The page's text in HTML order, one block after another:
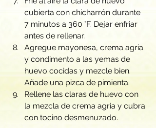
cubierta con chicharrón durante
7 minutos a 360 °F. Dejar enfriar
antes de rellenar.
Agregue mayonesa, crema agria
y condimento a las yemas de
huevo cocidas y mezcle bien.
Añade una pizca de pimienta.
Rellene las claras de huevo con
la mezcla de crema agria y cubra
con tocino desmenuzado.